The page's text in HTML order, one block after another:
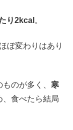
り2kcal 。
ぼ変わりはあり
のが多く、 寒
、食べたら結局